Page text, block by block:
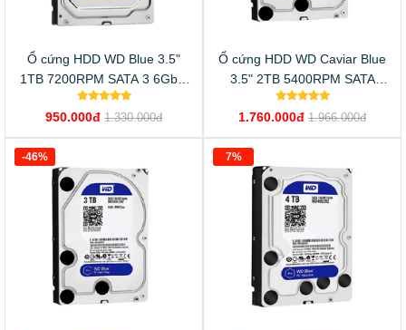
Ổ cứng HDD WD Blue 3.5"
1TB 7200RPM SATA 3 6Gb/s
64MB Cache
950.000đ 1.330.000đ
Ổ cứng HDD WD Caviar Blue
3.5" 2TB 5400RPM SATA
6Gb/s 64MB Cache
1.760.000đ 1.966.000đ
-46% 7%